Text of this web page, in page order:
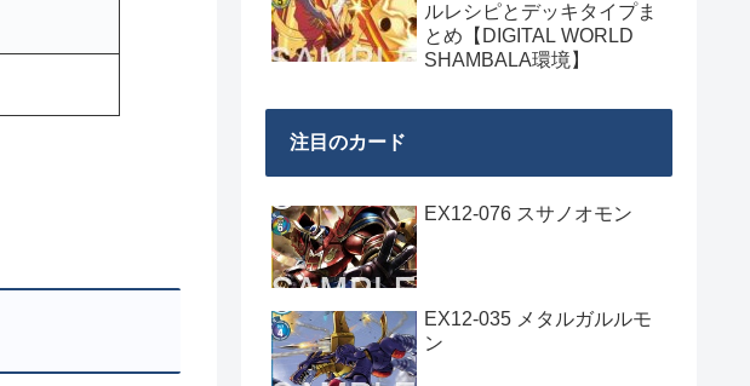
ルレシピとデッキタイプま
とめ【DIGITAL WORLD
SHAMBALA環境】
注目のカード
EX12-076 スサノオモン
EX12-035 メタルガルルモ
ン